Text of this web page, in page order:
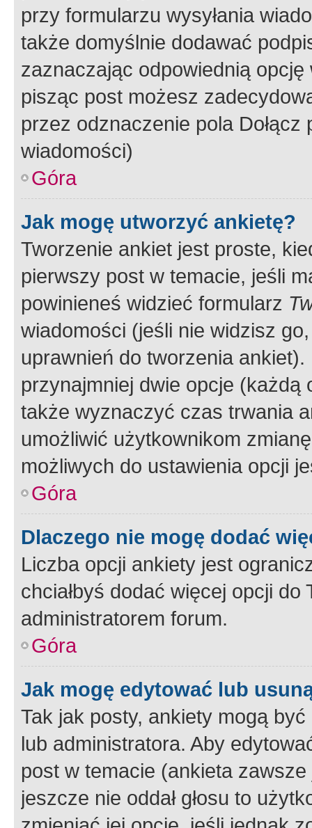
przy formularzu wysyłania
także domyślnie dodawać
zaznaczając odpowiednią
pisząc post możesz
przez odznaczenie pola
wiadomości)
Góra
Jak mogę utworzyć ankietę?
Tworzenie ankiet jest proste,
pierwszy post w temacie, jeśli
powinieneś widzieć formularz
wiadomości (jeśli nie widzisz
uprawnień do tworzenia
przynajmniej dwie opcje
także wyznaczyć czas trwania
umożliwić użytkownikom
możliwych do ustawienia opcji
Góra
Dlaczego nie mogę dodać
Liczba opcji ankiety jest
chciałbyś dodać więcej opcji
administratorem forum.
Góra
Jak mogę edytować lub
Tak jak posty, ankiety mogą
lub administratora. Aby
post w temacie (ankieta
jeszcze nie oddał głosu to